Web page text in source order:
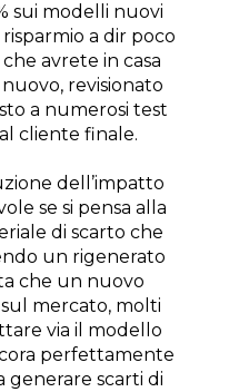
sui modelli nuovi
a dir poco
avrete in casa
revisionato
a numerosi test
cliente finale.
dell’impatto
se si pensa alla
di scarto che
un rigenerato
che un nuovo
mercato, molti
via il modello
perfettamente
generare scarti di